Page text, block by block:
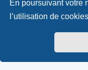
En poursuivant votre
l’utilisation de